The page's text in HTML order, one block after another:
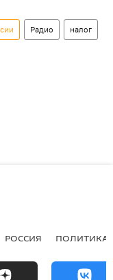
Радио налог
РОССИЯ ПОЛИТИКА